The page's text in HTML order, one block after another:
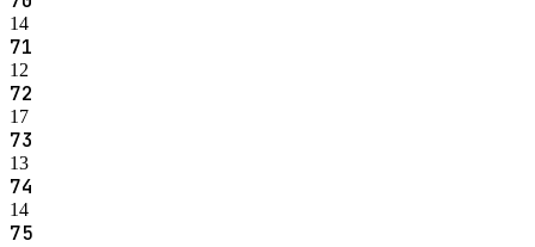
14
71
12
72
17
73
13
74
14
75